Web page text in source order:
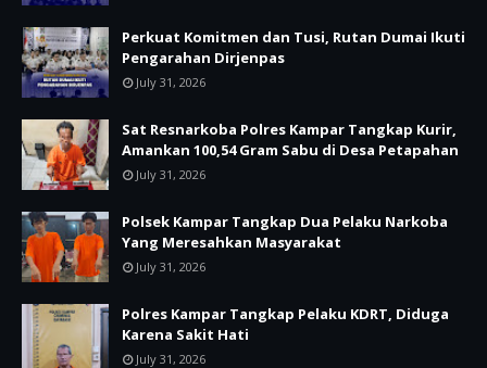
Perkuat Komitmen dan Tusi, Rutan Dumai Ikuti
Pengarahan Dirjenpas
July 31, 2026
Sat Resnarkoba Polres Kampar Tangkap Kurir,
Amankan 100,54 Gram Sabu di Desa Petapahan
July 31, 2026
Polsek Kampar Tangkap Dua Pelaku Narkoba
Yang Meresahkan Masyarakat
July 31, 2026
Polres Kampar Tangkap Pelaku KDRT, Diduga
Karena Sakit Hati
July 31, 2026